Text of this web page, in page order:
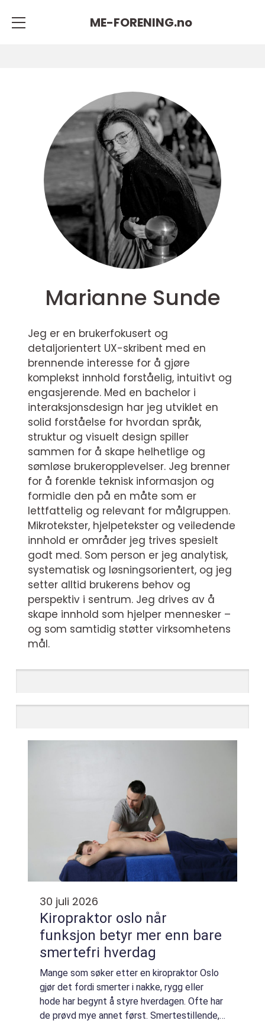
ME-FORENING.no
Marianne Sunde
Jeg er en brukerfokusert og
detaljorientert UX-skribent med en
brennende interesse for å gjøre
komplekst innhold forståelig, intuitivt og
engasjerende. Med en bachelor i
interaksjonsdesign har jeg utviklet en
solid forståelse for hvordan språk,
struktur og visuelt design spiller
sammen for å skape helhetlige og
sømløse brukeropplevelser. Jeg brenner
for å forenkle teknisk informasjon og
formidle den på en måte som er
lettfattelig og relevant for målgruppen.
Mikrotekster, hjelpetekster og veiledende
innhold er områder jeg trives spesielt
godt med. Som person er jeg analytisk,
systematisk og løsningsorientert, og jeg
setter alltid brukerens behov og
perspektiv i sentrum. Jeg drives av å
skape innhold som hjelper mennesker –
og som samtidig støtter virksomhetens
mål.
30 juli 2026
Kiropraktor oslo når
funksjon betyr mer enn bare
smertefri hverdag
Mange som søker etter en kiropraktor Oslo
gjør det fordi smerter i nakke, rygg eller
hode har begynt å styre hverdagen. Ofte har
de prøvd mye annet først. Smertestillende,